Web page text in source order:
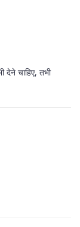
देने चाहिए, तभी